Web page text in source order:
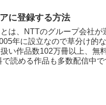
に登録する方法
は、NTTのグループ会社が
年に設立なので草分け的
い作品数102万冊以上、無
読める作品も多数配信中